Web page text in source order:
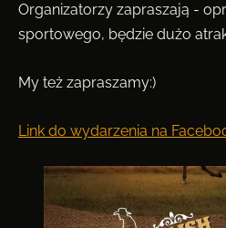
Organizatorzy zapraszają -
sportowego, będzie dużo
My też zapraszamy:)
Link do wydarzenia na